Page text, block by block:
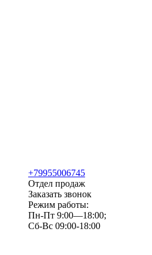
+79955006745
Отдел продаж
Заказать звонок
Режим работы:
Пн-Пт 9:00—18:00;
Сб-Вс 09:00-18:00